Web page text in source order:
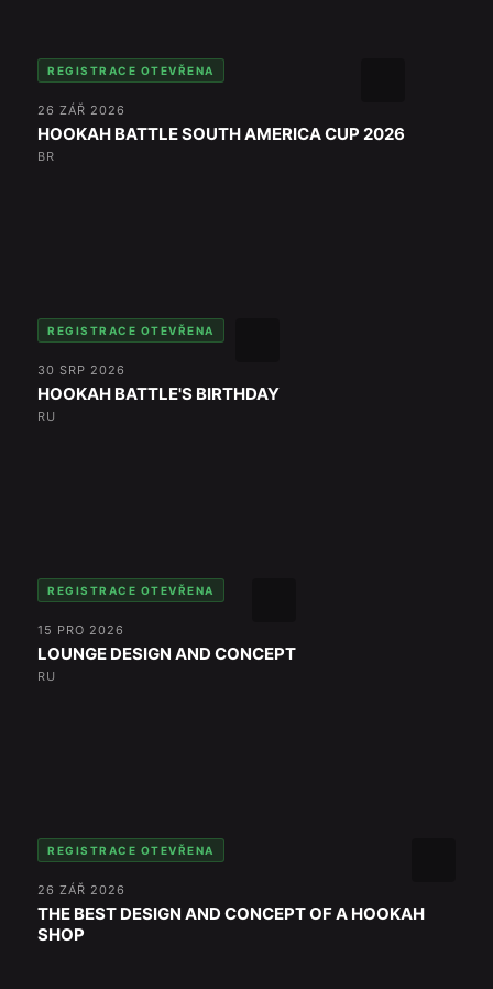
REGISTRACE OTEVŘENA
26 ZÁŘ 2026
HOOKAH BATTLE SOUTH AMERICA CUP 2026
BR
REGISTRACE OTEVŘENA
30 SRP 2026
HOOKAH BATTLE'S BIRTHDAY
RU
REGISTRACE OTEVŘENA
15 PRO 2026
LOUNGE DESIGN AND CONCEPT
RU
REGISTRACE OTEVŘENA
26 ZÁŘ 2026
THE BEST DESIGN AND CONCEPT OF A HOOKAH
SHOP